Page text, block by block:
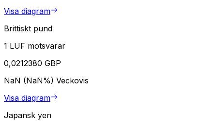
Visa diagram
Brittiskt pund
1 LUF motsvarar
0,0212380 GBP
NaN (NaN%) Veckovis
Visa diagram
Japansk yen